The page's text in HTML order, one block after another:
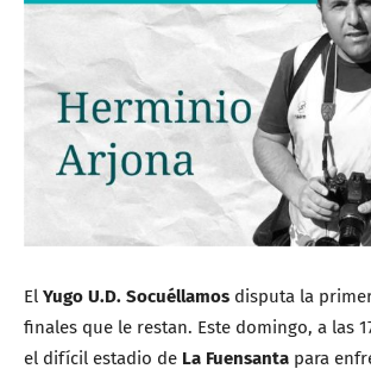
El Yugo U.D. Socuéllamos disputa la
finales que le restan. Este domingo, a las
el difícil estadio de La Fuensanta para